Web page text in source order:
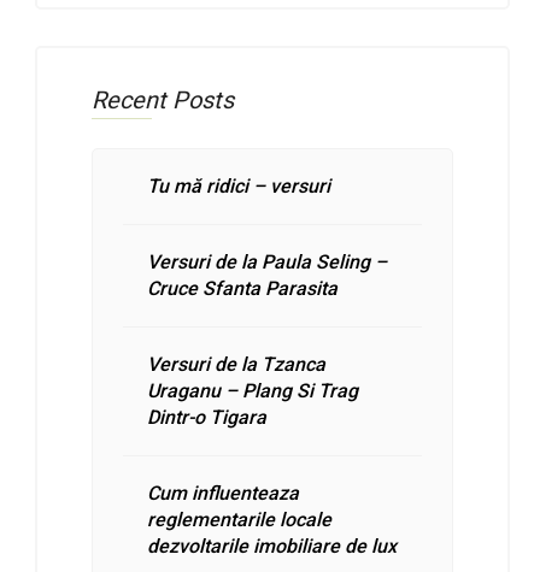
Recent Posts
Tu mă ridici – versuri
Versuri de la Paula Seling –
Cruce Sfanta Parasita
Versuri de la Tzanca
Uraganu – Plang Si Trag
Dintr-o Tigara
Cum influenteaza
reglementarile locale
dezvoltarile imobiliare de lux